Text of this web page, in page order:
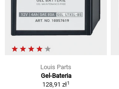
Louis Parts
Gel-Bateria
128,91 zł1